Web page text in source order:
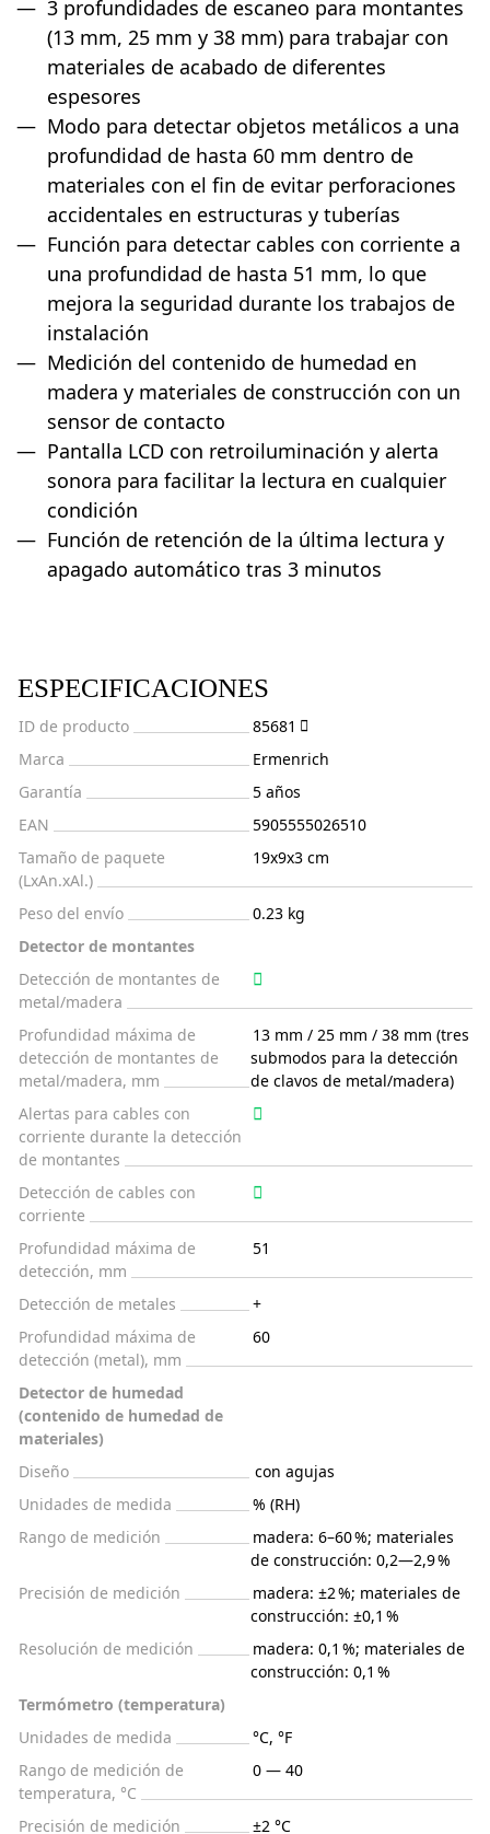
3 profundidades de escaneo para montantes
(13 mm, 25 mm y 38 mm) para trabajar con
materiales de acabado de diferentes
espesores
Modo para detectar objetos metálicos a una
profundidad de hasta 60 mm dentro de
materiales con el fin de evitar perforaciones
accidentales en estructuras y tuberías
Función para detectar cables con corriente a
una profundidad de hasta 51 mm, lo que
mejora la seguridad durante los trabajos de
instalación
Medición del contenido de humedad en
madera y materiales de construcción con un
sensor de contacto
Pantalla LCD con retroiluminación y alerta
sonora para facilitar la lectura en cualquier
condición
Función de retención de la última lectura y
apagado automático tras 3 minutos
ESPECIFICACIONES
ID de producto
85681
Marca
Ermenrich
Garantía
5 años
EAN
5905555026510
Tamaño de paquete
(LxAn.xAl.)
19x9x3 cm
Peso del envío
0.23 kg
Detector de montantes
Detección de montantes de
metal/madera
Profundidad máxima de
detección de montantes de
metal/madera, mm
13 mm / 25 mm / 38 mm (tres
submodos para la detección
de clavos de metal/madera)
Alertas para cables con
corriente durante la detección
de montantes
Detección de cables con
corriente
Profundidad máxima de
detección, mm
51
Detección de metales
+
Profundidad máxima de
detección (metal), mm
60
Detector de humedad
(contenido de humedad de
materiales)
Diseño
con agujas
Unidades de medida
% (RH)
Rango de medición
madera: 6–60 %; materiales
de construcción: 0,2—2,9 %
Precisión de medición
madera: ±2 %; materiales de
construcción: ±0,1 %
Resolución de medición
madera: 0,1 %; materiales de
construcción: 0,1 %
Termómetro (temperatura)
Unidades de medida
°C, °F
Rango de medición de
temperatura, °С
0 — 40
Precisión de medición ±2 °C